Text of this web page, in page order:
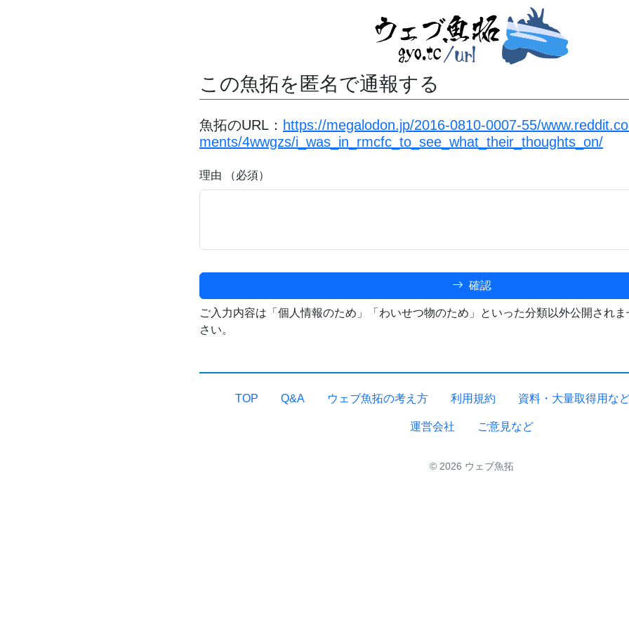
この魚拓を匿名で通報する
魚拓のURL： https://megalodon.jp/2016-0810-0007-55/
ments/4wwgzs/i_was_in_rmcfc_to_see_what_their_thoughts_on/
理由 （必須）
確認
ご入力内容は「個人情報のため」「わいせつ物のため」といった分類以外公開され
さい。
TOP Q&A ウェブ魚拓の考え方 利用規約 資料・大量取得用な
運営会社 ご意見など
© 2026 ウェブ魚拓